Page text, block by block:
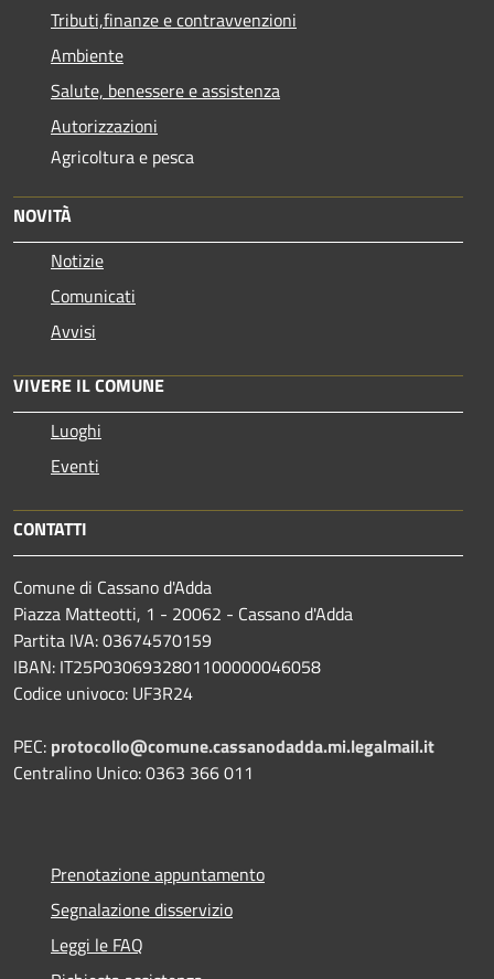
Tributi,finanze e contravvenzioni
Ambiente
Salute, benessere e assistenza
Autorizzazioni
Agricoltura e pesca
NOVITÀ
Notizie
Comunicati
Avvisi
VIVERE IL COMUNE
Luoghi
Eventi
CONTATTI
Comune di Cassano d'Adda
Piazza Matteotti, 1 - 20062 - Cassano d'Adda
Partita IVA: 03674570159
IBAN: IT25P0306932801100000046058
Codice univoco: UF3R24
PEC: protocollo@comune.cassanodadda.mi.legalmail.it
Centralino Unico: 0363 366 011
Prenotazione appuntamento
Segnalazione disservizio
Leggi le FAQ